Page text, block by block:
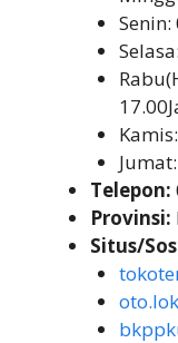
Senin:
Telepon:
Provinsi:
Situs/